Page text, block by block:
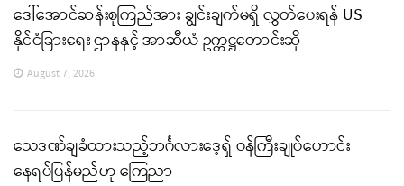
ဒေါ်အောင်ဆန်းစုကြည်အား ချွင်းချက်မရှိ လွှတ်ပေးရန် US
နိုင်ငံခြားရေး ဌာနနှင့် အာဆီယံ ဥက္ကဋ္ဌတောင်းဆို
August 7, 2026
သေဒဏ်ချခံထားသည့်ဘင်္ဂလားဒေ့ရှ် ဝန်ကြီးချုပ်ဟောင်း
နေရပ်ပြန်မည်ဟု ကြေညာ